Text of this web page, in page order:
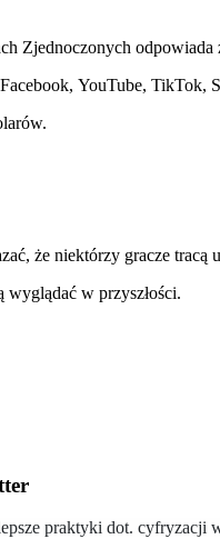
Zjednoczonych
YouTube, TikTok,
że niektórzy gracze tracą
w przyszłości.
praktyki dot. cyfryzacji